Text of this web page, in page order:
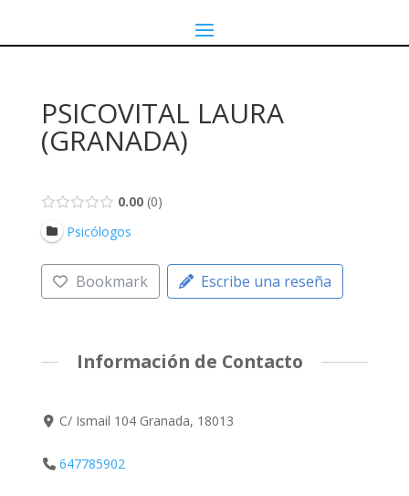
PSICOVITAL LAURA
(GRANADA)
0.00 0
Psicólogos
Bookmark Escribe una reseña
Información de Contacto
C/ Ismail 104 Granada, 18013
647785902